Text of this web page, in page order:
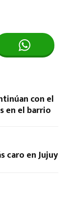
con el
en el barrio
caro en Jujuy